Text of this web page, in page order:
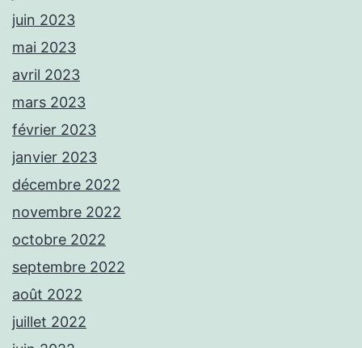
juin 2023
mai 2023
avril 2023
mars 2023
février 2023
janvier 2023
décembre 2022
novembre 2022
octobre 2022
septembre 2022
août 2022
juillet 2022